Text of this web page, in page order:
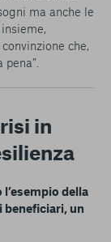
ma anche le
che,
in
della
beneficiari, un